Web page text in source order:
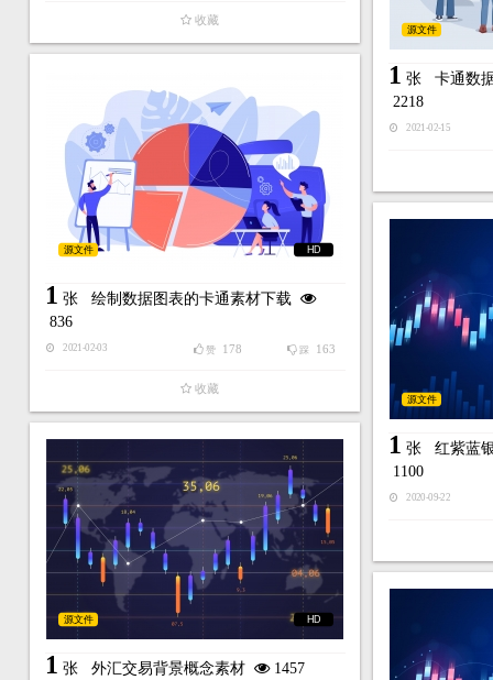
收藏
源文件
1 张 卡通数
2218
2021-02-15
HD
源文件
1 张 绘制数据图表的卡通素材下载
836
2021-02-03 踩 163
赞 178
收藏
源文件
1 张 红紫蓝
1100
2020-09-22
HD
源文件
1 张 外汇交易背景概念素材 1457